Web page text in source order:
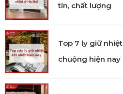
Chảo inox chống dính
Công nghệ ứng dụng
tín, chất lượng
Top 7 ly giữ
chuộng hiện nay